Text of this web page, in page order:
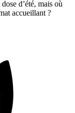
d’été, mais où
accueillant ?